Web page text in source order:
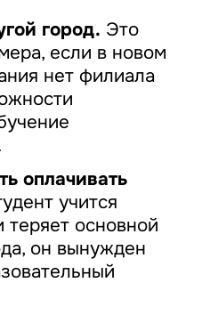
город. Это
если в новом
нет филиала
оплачивать
учится
теряет основной
он вынужден